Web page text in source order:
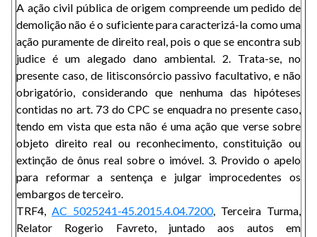
A ação civil pública de origem compreende um pedido de
demolição não é o suficiente para caracterizá-la como uma
ação puramente de direito real, pois o que se encontra sub
judice é um alegado dano ambiental. 2. Trata-se, no
presente caso, de litisconsórcio passivo facultativo, e não
obrigatório, considerando que nenhuma das hipóteses
contidas no art. 73 do CPC se enquadra no presente caso,
tendo em vista que esta não é uma ação que verse sobre
objeto direito real ou reconhecimento, constituição ou
extinção de ônus real sobre o imóvel. 3. Provido o apelo
para reformar a sentença e julgar improcedentes os
embargos de terceiro.
TRF4, AC 5025241-45.2015.4.04.7200, Terceira Turma,
Relator Rogerio Favreto, juntado aos autos em